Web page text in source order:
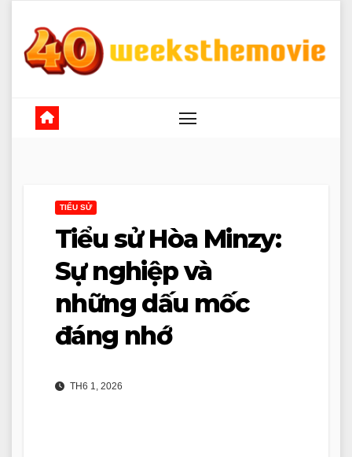
content
TIỂU SỬ
Tiểu sử Hòa Minzy:
Sự nghiệp và
những dấu mốc
đáng nhớ
TH6 1, 2026